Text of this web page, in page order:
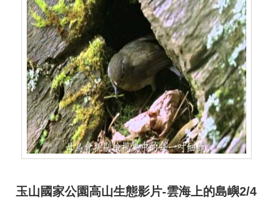
玉山國家公園高山生態影片-雲海上的島嶼2/4